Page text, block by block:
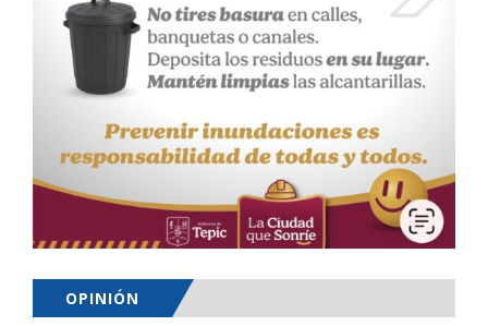
OPINIÓN